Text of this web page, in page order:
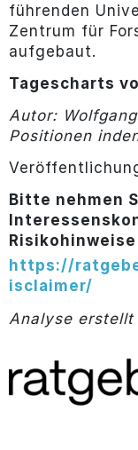
führenden
Zentrum für
aufgebaut.
Tagescharts
Autor:
Positionen in
Bitte nehmen
https://
isclaimer/
Analyse